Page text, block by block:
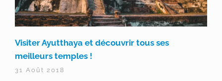
Visiter Ayutthaya et découvrir tous ses
meilleurs temples !
31 Août 2018